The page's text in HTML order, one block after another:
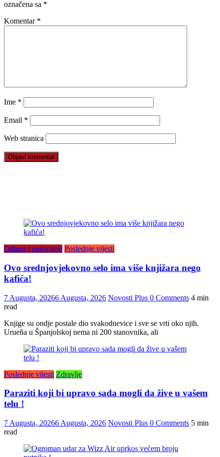
označena sa *
Komentar *
Ime *
Email *
Web stranica
Odmor i putovanje Poslednje vijesti
Ovo srednjovjekovno selo ima više knjižara nego
kafića!
7 Augusta, 20266 Augusta, 2026 Novosti Plus 0 Comments 4 min
read
Knjige su ondje postale dio svakodnevice i sve se vrti oko njih.
Urueña u Španjolskoj nema ni 200 stanovnika, ali
Poslednje vijesti Zdravlje
Paraziti koji bi upravo sada mogli da žive u vašem
telu !
7 Augusta, 20266 Augusta, 2026 Novosti Plus 0 Comments 5 min
read